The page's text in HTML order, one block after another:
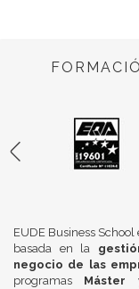
EUDE Business
basada en la
negocio de las
programas Máster